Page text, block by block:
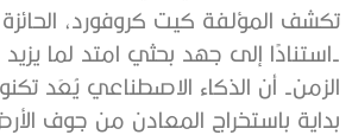
تكشف المؤلفة كيت كروفورد،
-استنادًا إلى جهد بحثي امتد لما
الزمن- أن الذكاء الاصطناعي يُعَد
بداية باستخراج المعادن من جوف